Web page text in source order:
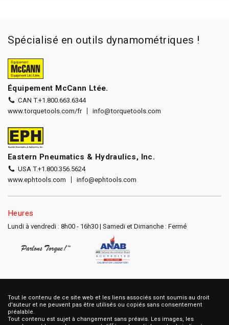
Spécialisé en outils dynamométriques !
Équipement McCann Ltée.
CAN T.+1.800.663.6344
www.torquetools.com/fr
info@torquetools.com
Eastern Pneumatics & Hydraulics, Inc.
USA T.+1.800.356.5624
www.ephtools.com
info@ephtools.com
Heures
Lundi à vendredi : 8h00 - 16h30 | Samedi et Dimanche : Fermé
Tout le contenu de ce site web et les liens associés sont soumis au droit
d'auteur et ne peuvent pas être utilisés ou copiés sans consentement
préalable.
Tout contenu est sujet à changement sans préavis. Les images, les